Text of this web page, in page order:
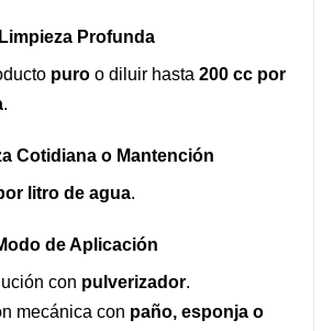
Limpieza Profunda
puro o diluir hasta 200 cc por
.
Cotidiana o Mantención
litro de agua.
de Aplicación
con pulverizador.
mecánica con paño, esponja o